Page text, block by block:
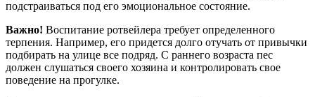
подстраиваться под его эмоциональное состояние.
Важно! Воспитание ротвейлера требует определенного
терпения. Например, его придется долго отучать от привычки
подбирать на улице все подряд. С раннего возраста пес
должен слушаться своего хозяина и контролировать свое
поведение на прогулке.